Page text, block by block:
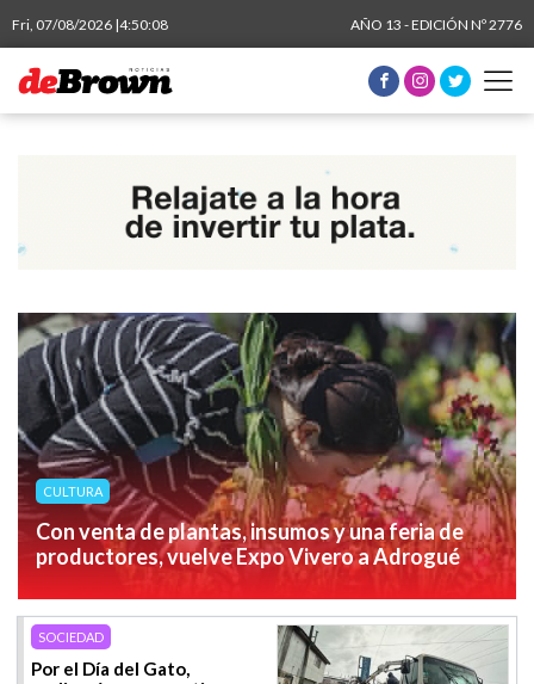
Fri, 07/08/2026 |4:50:09 AÑO 13 - EDICIÓN Nº 2776
CULTURA
Con venta de plantas, insumos y una feria de
productores, vuelve Expo Vivero a Adrogué
SOCIEDAD
Por el Día del Gato,